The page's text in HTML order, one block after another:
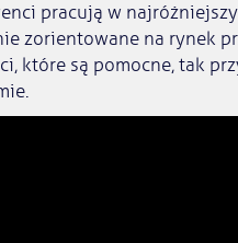
pracują w
zorientowane na rynek
które są pomocne, tak